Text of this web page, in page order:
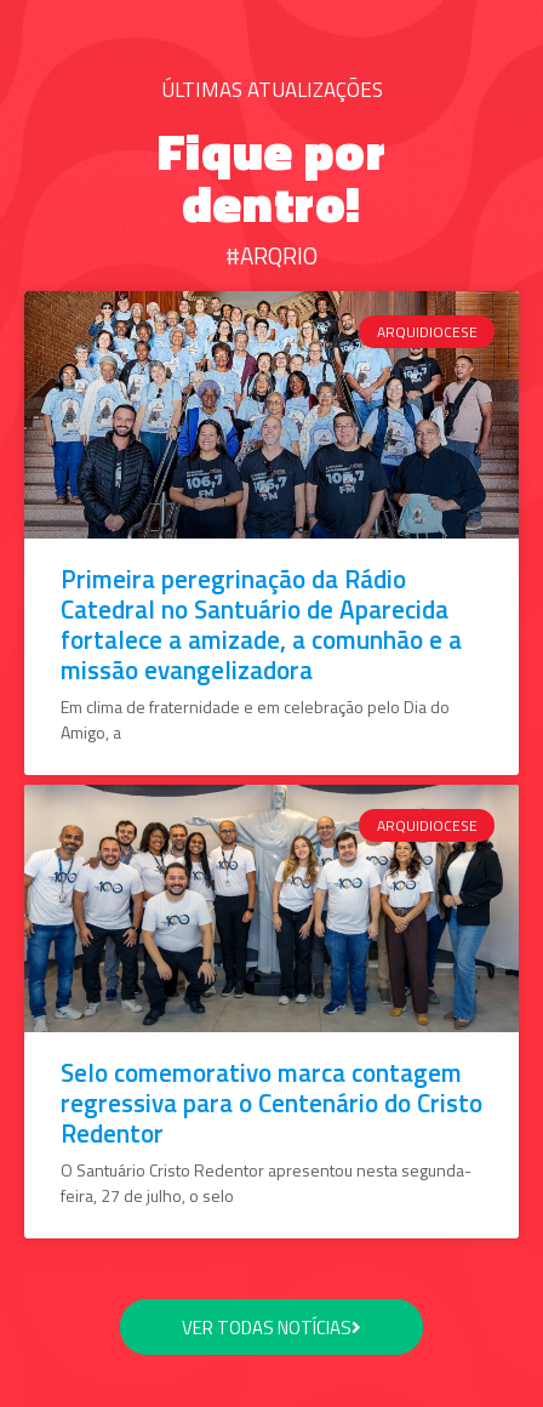
ÚLTIMAS ATUALIZAÇÕES
Fique por
dentro!
#ARQRIO
ARQUIDIOCESE
Primeira peregrinação da Rádio
Catedral no Santuário de Aparecida
fortalece a amizade, a comunhão e a
missão evangelizadora
Em clima de fraternidade e em celebração pelo Dia do
Amigo, a
ARQUIDIOCESE
Selo comemorativo marca contagem
regressiva para o Centenário do Cristo
Redentor
O Santuário Cristo Redentor apresentou nesta segunda-
feira, 27 de julho, o selo
VER TODAS NOTÍCIAS